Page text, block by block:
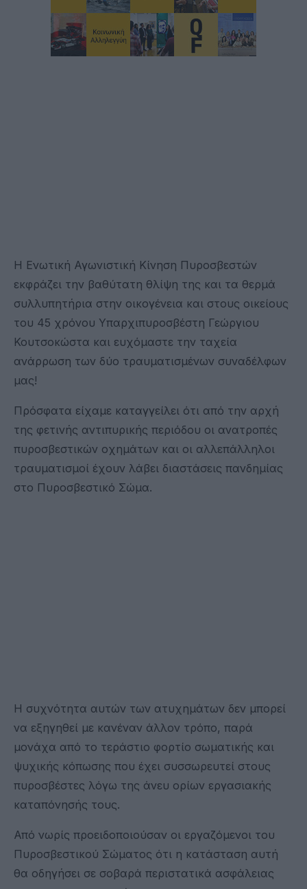
Η Ενωτική Αγωνιστική Κίνηση Πυροσβεστών
εκφράζει την βαθύτατη θλίψη της και τα θερμά
συλλυπητήρια στην οικογένεια και στους οικείους
του 45 χρόνου Υπαρχιπυροσβέστη Γεώργιου
Κουτσοκώστα και ευχόμαστε την ταχεία
ανάρρωση των δύο τραυματισμένων συναδέλφων
μας!
Πρόσφατα είχαμε καταγγείλει ότι από την αρχή
της φετινής αντιπυρικής περιόδου οι ανατροπές
πυροσβεστικών οχημάτων και οι αλλεπάλληλοι
τραυματισμοί έχουν λάβει διαστάσεις πανδημίας
στο Πυροσβεστικό Σώμα.
Η συχνότητα αυτών των ατυχημάτων δεν μπορεί
να εξηγηθεί με κανέναν άλλον τρόπο, παρά
μονάχα από το τεράστιο φορτίο σωματικής και
ψυχικής κόπωσης που έχει συσσωρευτεί στους
πυροσβέστες λόγω της άνευ ορίων εργασιακής
καταπόνησής τους.
Από νωρίς προειδοποιούσαν οι εργαζόμενοι του
Πυροσβεστικού Σώματος ότι η κατάσταση αυτή
θα οδηγήσει σε σοβαρά περιστατικά ασφάλειας